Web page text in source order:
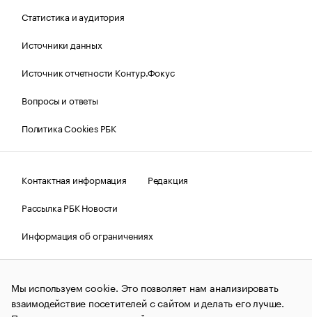
Статистика и аудитория
Источники данных
Источник отчетности Контур.Фокус
Вопросы и ответы
Политика Cookies РБК
Контактная информация
Редакция
Рассылка РБК Новости
Информация об ограничениях
Правовая информация
О соблюдении авторских прав
© АО «РОСБИЗНЕСКОНСАЛТИНГ»,1995–2026.Сообщения
и материалы информационного агентства «РБК»
(зарегистрировано Федеральной службой по надзору в сфере
Мы используем cookie. Это позволяет нам анализировать
взаимодействие посетителей с сайтом и делать его лучше.